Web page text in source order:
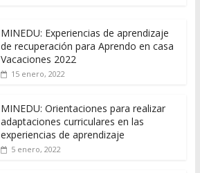
MINEDU: Experiencias de aprendizaje
de recuperación para Aprendo en casa
Vacaciones 2022
15 enero, 2022
MINEDU: Orientaciones para realizar
adaptaciones curriculares en las
experiencias de aprendizaje
5 enero, 2022